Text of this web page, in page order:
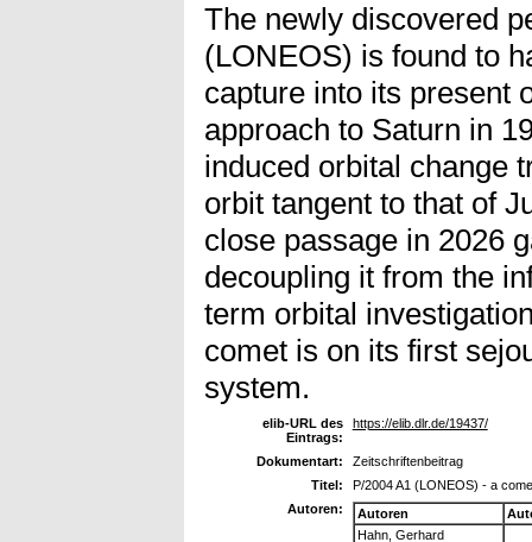
The newly discovered
(LONEOS) is found to
capture into its present
approach to Saturn in
induced orbital change
orbit tangent to that of
close passage in 2026
decoupling it from the
term orbital
comet is on its first
system.
elib-URL des
Eintrags:
https://elib.dlr.de/19437/
Dokumentart:
Zeitschriftenbeitrag
Titel:
P/2004 A1 (LONEOS) - a
Autoren:
Autoren
Hahn, Gerhard